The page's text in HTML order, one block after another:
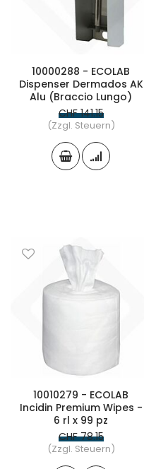
10000288 - ECOLAB
Dispenser Dermados AK
Alu (Braccio Lungo)
CHF 141.15
(Zzgl. Steuern)
10010279 - ECOLAB
Incidin Premium Wipes -
6 rl x 99 pz
CHF 78.15
(Zzgl. Steuern)